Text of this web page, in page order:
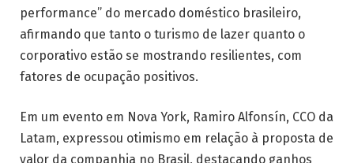
performance” do mercado doméstico brasileiro,
afirmando que tanto o turismo de lazer quanto o
corporativo estão se mostrando resilientes, com
fatores de ocupação positivos.
Em um evento em Nova York, Ramiro Alfonsín, CCO da
Latam, expressou otimismo em relação à proposta de
valor da companhia no Brasil, destacando ganhos